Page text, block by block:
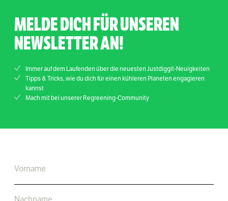
MELDE DICH FÜR UNSEREN
NEWSLETTER AN!
Immer auf dem Laufenden über die neuesten Justdiggit-Neuigkeiten
Tipps & Tricks, wie du dich für einen kühleren Planeten engagieren
kannst
Mach mit bei unserer Regreening-Community